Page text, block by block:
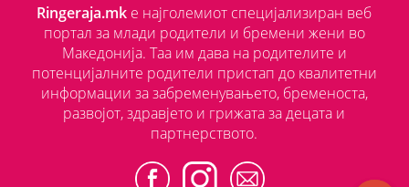
Ringeraja.mk е најголемиот специјализиран веб
портал за млади родители и бремени жени во
Македонија. Таа им дава на родителите и
потенцијалните родители пристап до квалитетни
информации за забременувањето, бременоста,
развојот, здравјето и грижата за децата и
партнерството.